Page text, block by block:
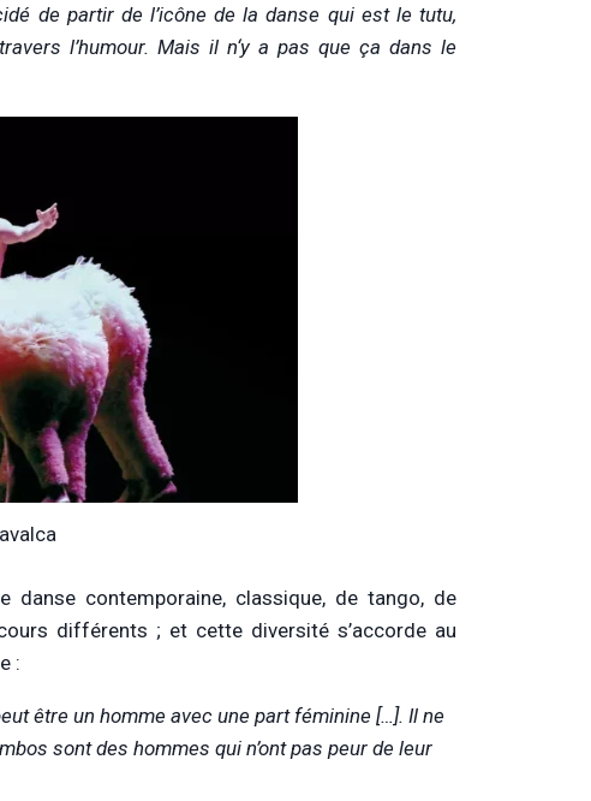
de partir de l’icône de la danse qui est le tutu,
l’humour. Mais il n‘y a pas que ça dans le
contemporaine, classique, de tango, de
différents ; et cette diversité s’accorde au
:
être un homme avec une part féminine […]. Il ne
sont des hommes qui n’ont pas peur de leur